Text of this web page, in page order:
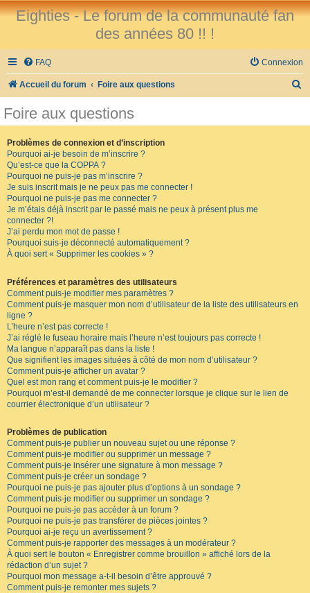
Eighties - Le forum de la communauté fan
des années 80 !! !
FAQ Connexion
Accueil du forum Foire aux questions
Foire aux questions
Problèmes de connexion et d’inscription
Pourquoi ai-je besoin de m’inscrire ?
Qu’est-ce que la COPPA ?
Pourquoi ne puis-je pas m’inscrire ?
Je suis inscrit mais je ne peux pas me connecter !
Pourquoi ne puis-je pas me connecter ?
Je m’étais déjà inscrit par le passé mais ne peux à présent plus me
connecter ?!
J’ai perdu mon mot de passe !
Pourquoi suis-je déconnecté automatiquement ?
À quoi sert « Supprimer les cookies » ?
Préférences et paramètres des utilisateurs
Comment puis-je modifier mes paramètres ?
Comment puis-je masquer mon nom d’utilisateur de la liste des utilisateurs en
ligne ?
L’heure n’est pas correcte !
J’ai réglé le fuseau horaire mais l’heure n’est toujours pas correcte !
Ma langue n’apparaît pas dans la liste !
Que signifient les images situées à côté de mon nom d’utilisateur ?
Comment puis-je afficher un avatar ?
Quel est mon rang et comment puis-je le modifier ?
Pourquoi m’est-il demandé de me connecter lorsque je clique sur le lien de
courrier électronique d’un utilisateur ?
Problèmes de publication
Comment puis-je publier un nouveau sujet ou une réponse ?
Comment puis-je modifier ou supprimer un message ?
Comment puis-je insérer une signature à mon message ?
Comment puis-je créer un sondage ?
Pourquoi ne puis-je pas ajouter plus d’options à un sondage ?
Comment puis-je modifier ou supprimer un sondage ?
Pourquoi ne puis-je pas accéder à un forum ?
Pourquoi ne puis-je pas transférer de pièces jointes ?
Pourquoi ai-je reçu un avertissement ?
Comment puis-je rapporter des messages à un modérateur ?
À quoi sert le bouton « Enregistrer comme brouillon » affiché lors de la
rédaction d’un sujet ?
Pourquoi mon message a-t-il besoin d’être approuvé ?
Comment puis-je remonter mes sujets ?